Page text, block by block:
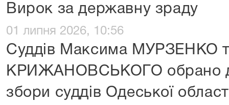
Вирок за державну зраду
01 липня 2026, 10:56
Суддів Максима МУРЗЕНКО
КРИЖАНОВСЬКОГО обрано
збори суддів Одеської